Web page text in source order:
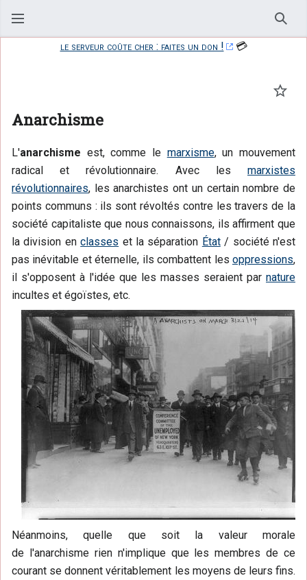
le serveur coûte cher : faites un don !
💳
Anarchisme
L'anarchisme est, comme le marxisme, un mouvement
radical et révolutionnaire. Avec les marxistes
révolutionnaires, les anarchistes ont un certain nombre de
points communs : ils sont révoltés contre les travers de la
société capitaliste que nous connaissons, ils affirment que
la division enclasses et la séparation État/ société n'est
pas inévitable et éternelle, ils combattent les oppressions,
il s'opposent à l'idée que les masses seraient par nature
incultes et égoïstes, etc.
Néanmoins, quelle que soit la valeur morale
de l'anarchisme rien n'implique que les membres de ce
courant se donnent véritablement les moyens de leurs fins.